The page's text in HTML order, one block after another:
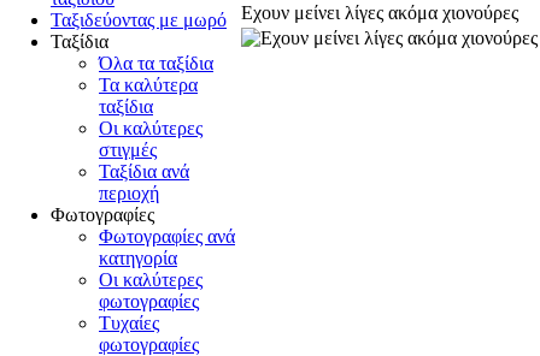
Ταξιδεύοντας με μωρό
Ταξίδια
Όλα τα ταξίδια
Τα καλύτερα
ταξίδια
Οι καλύτερες
στιγμές
Ταξίδια ανά
περιοχή
Φωτογραφίες
Φωτογραφίες ανά
κατηγορία
Οι καλύτερες
φωτογραφίες
Τυχαίες
φωτογραφίες
Εχουν μείνει λίγες ακόμα χιονούρες